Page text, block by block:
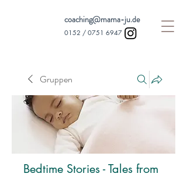
coaching@mama-ju.de
0152 / 0751 6947
Gruppen
Bedtime Stories - Tales from